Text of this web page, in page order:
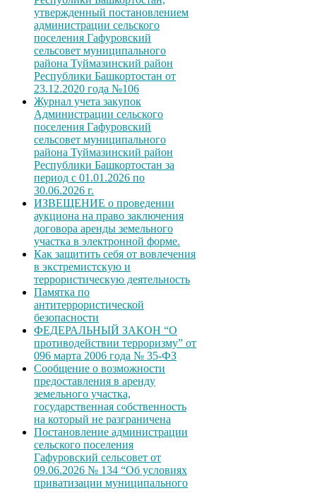
утвержденный постановлением
администрации сельского
поселения Гафуровский
сельсовет муниципального
района Туймазинский район
Республики Башкортостан от
23.12.2020 года №106
Журнал учета закупок
Администрации сельского
поселения Гафуровский
сельсовет муниципального
района Туймазинский район
Республики Башкортостан за
период с 01.01.2026 по
30.06.2026 г.
ИЗВЕЩЕНИЕ о проведении
аукциона на право заключения
договора аренды земельного
участка в электронной форме.
Как защитить себя от вовлечения
в экстремистскую и
террористическую деятельность
Памятка по
антитеррористической
безопасности
ФЕДЕРАЛЬНЫЙ ЗАКОН “О
противодействии терроризму” от
096 марта 2006 года № 35-ФЗ
Сообщение о возможности
предоставления в аренду
земельного участка,
государственная собственность
на который не разграничена
Постановление администрации
сельского поселения
Гафуровский сельсовет от
09.06.2026 № 134 “Об условиях
приватизации муниципального